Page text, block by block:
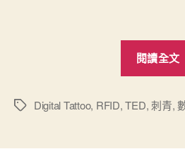
閱讀全文
標
Digital Tattoo, RFID,TED,刺青,